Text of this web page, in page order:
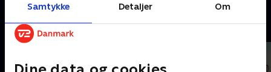
Samtykke Detaljer Om
Andre så også